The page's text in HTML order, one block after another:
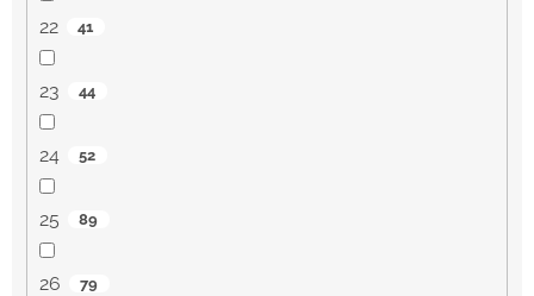
22 41
23 44
24 52
25 89
26 79